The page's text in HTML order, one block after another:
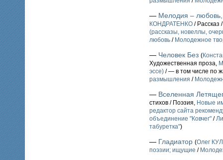
— Мелодия –
КОНДРАТЕНКО / Рассказ
(рассказы, новеллы,
любовь / Молодежное
— Человек Без (
Художественная проза,
эссе) / — в том числе по
размышления /
— Вселенная
стихов / Поэзия, Новые
редактор сайта
объединение "Ковчег" /
табуретка")
— Гладиатор (Олег
поэзии; ищущие /